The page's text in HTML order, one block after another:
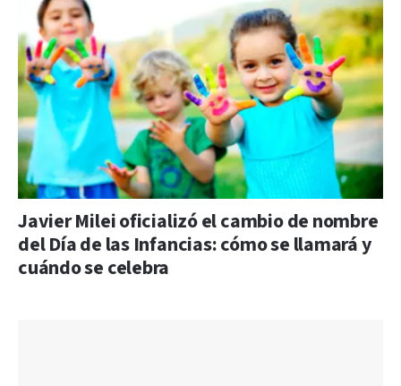
Javier Milei oficializó el cambio de nombre
del Día de las Infancias: cómo se llamará y
cuándo se celebra